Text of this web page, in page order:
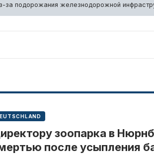
за подорожания железнодорожной
зоопарка в
после усыпления